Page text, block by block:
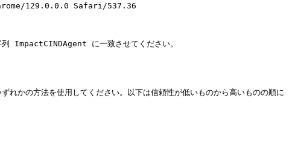
129.0.0.0 Safari/537.36
列 ImpactCINDAgent に一致させてください。
かの方法を使用してください。以下は信頼性が低いものから高いものの順に